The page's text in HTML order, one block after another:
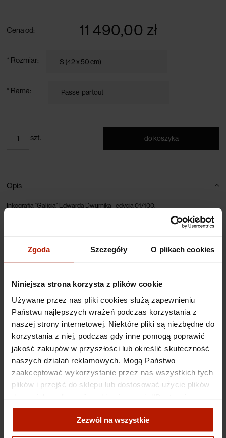
Zgoda Szczegóły O plikach cookies
Niniejsza strona korzysta z plików cookie
Używane przez nas pliki cookies służą zapewnieniu
Państwu najlepszych wrażeń podczas korzystania z
naszej strony internetowej. Niektóre pliki są niezbędne do
korzystania z niej, podczas gdy inne pomogą poprawić
jakość zakupów w przyszłości lub określić skuteczność
naszych działań reklamowych. Mogą Państwo
zaakceptować wykorzystanie przez nas wszystkich tych
plików i przejść do sklepu lub dostosować użycie plików
zgody".
Więcej o plikach cookies przeczytasz w naszej Polityce
Zezwól na wszystkie
Cena od: 11 490,00 zł
* Rozmiar:
* Rama:
szt. do koszyka
Opis
Inkografia "Galicja" Edwarda Dwurnika - edycja 01/100.
Pierwszy numer edycji, tak zwana „jedynka”, jest to pierwszy numer
kolekcjonerów. Wartość „jedynek” jest niepowtarzalna - są one najmniejszymi
pojawiania się na rynku.
Ikonografia "Galicja" Edwarda Dwurnika powstała w zamkniętej edycji
limitowanej na 100 egzemplarzy.
Specyfikacje
Koszty dostawy
Obiekty
powiązane